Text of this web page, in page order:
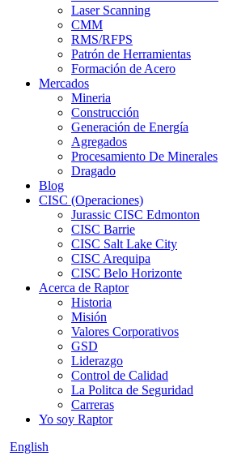
Laser Scanning
CMM
RMS/RFPS
Patrón de Herramientas
Formación de Acero
Mercados
Mineria
Construcción
Generación de Energía
Agregados
Procesamiento De Minerales
Dragado
Blog
CISC (Operaciones)
Jurassic CISC Edmonton
CISC Barrie
CISC Salt Lake City
CISC Arequipa
CISC Belo Horizonte
Acerca de Raptor
Historia
Misión
Valores Corporativos
GSD
Liderazgo
Control de Calidad
La Politca de Seguridad
Carreras
Yo soy Raptor
English